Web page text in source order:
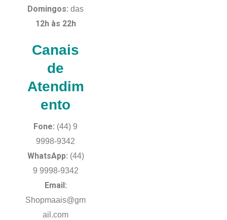
Domingos: das
12h às 22h
Canais
de
Atendim
ento
Fone: (44) 9
9998-9342
WhatsApp: (44)
9 9998-9342
Email:
Shopmaais@gm
ail.com